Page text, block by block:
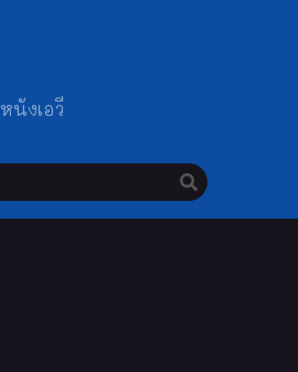
หนังเอวี